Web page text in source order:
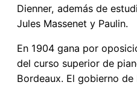
Dienner, además de
Jules Massenet y Paulin.
En 1904 gana por
del curso superior de
Bordeaux. El gobierno